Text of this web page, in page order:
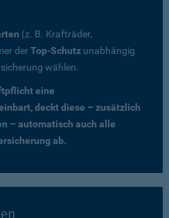
(z. B. Krafträder,
derTop-Schutz unabhängig
wählen.
eine
deckt diese – zusätzlich
– automatisch auch alle
ab.